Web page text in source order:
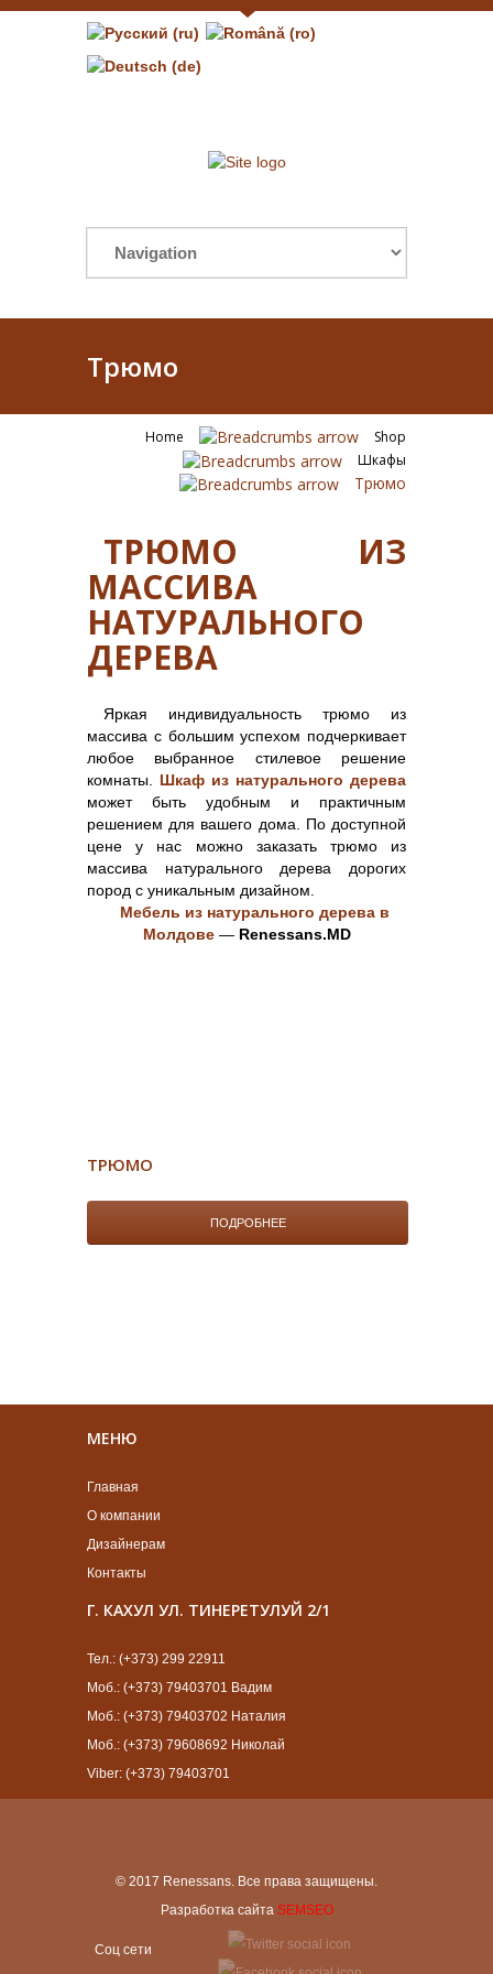
Трюмо
Home
Shop
Шкафы
Трюмо
ТРЮМО ИЗ
МАССИВА
НАТУРАЛЬНОГО
ДЕРЕВА
Яркая индивидуальность трюмо из
массива с большим успехом подчеркивает
любое выбранное стилевое решение
комнаты. Шкаф из натурального дерева
может быть удобным и практичным
решением для вашего дома. По доступной
цене у нас можно заказать трюмо из
массива натурального дерева дорогих
пород с уникальным дизайном.
Мебель из натурального дерева в
Молдове— Renessans.MD
ТРЮМО
ПОДРОБНЕЕ
МЕНЮ
Главная
О компании
Дизайнерам
Контакты
Г. КАХУЛ УЛ. ТИНЕРЕТУЛУЙ 2/1
Тел.: (+373) 299 22911
Моб.: (+373) 79403701 Вадим
Моб.: (+373) 79403702 Наталия
Моб.: (+373) 79608692 Николай
Viber: (+373) 79403701
© 2017 Renessans. Все права защищены.
Разработка сайта SEMSEO
Cоц сети